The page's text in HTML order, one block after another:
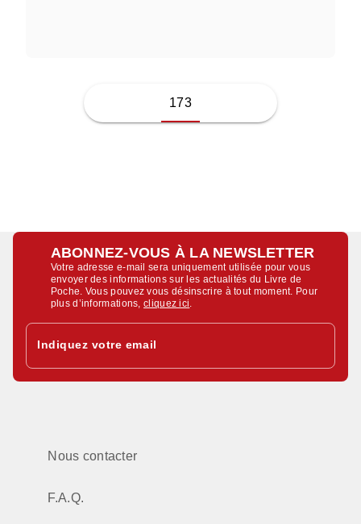
173
ABONNEZ-VOUS À LA NEWSLETTER
Votre adresse e-mail sera uniquement utilisée pour vous
envoyer des informations sur les actualités du Livre de
Poche. Vous pouvez vous désinscrire à tout moment. Pour
plus d’informations,cliquez ici
Indiquez votre email
Nous contacter
F.A.Q.